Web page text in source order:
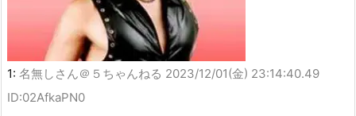
1: 名無しさん＠５ちゃんねる 2023/12/01(金) 23:14:40.49
ID:02AfkaPN0